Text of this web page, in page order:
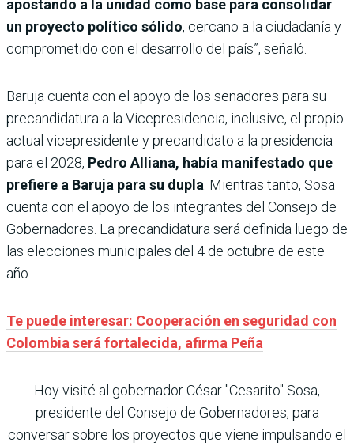
apostando a la unidad como base para consolidar
un proyecto político sólido, cercano a la ciudadanía y
comprometido con el desarrollo del país”, señaló.
Baruja cuenta con el apoyo de los senadores para su
precandidatura a la Vicepresidencia, inclusive, el propio
actual vicepresidente y precandidato a la presidencia
para el 2028, Pedro Alliana, había manifestado que
prefiere a Baruja para su dupla . Mientras tanto, Sosa
cuenta con el apoyo de los integrantes del Consejo de
Gobernadores. La precandidatura será definida luego de
las elecciones municipales del 4 de octubre de este
año.
Te puede interesar: Cooperación en seguridad con
Colombia será fortalecida, afirma Peña
Hoy visité al gobernador César "Cesarito" Sosa,
presidente del Consejo de Gobernadores, para
conversar sobre los proyectos que viene impulsando el